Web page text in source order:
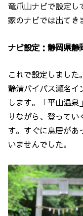
竜爪山ナビで設定し
家のナビでは出てき
ナビ設定：静岡県静
これで設定しまし
静清バイパス瀬名イ
します。「平山温
りながら、登って
す。すぐに鳥居があ
いませんでした。